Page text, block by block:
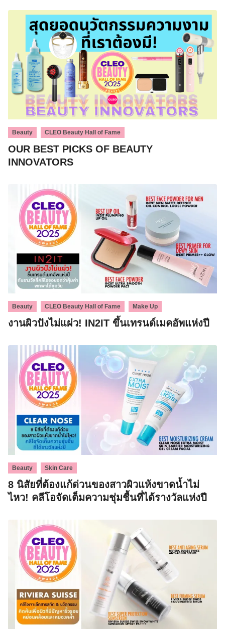
Beauty CLEO Beauty Hall of Fame
OUR BEST PICKS OF BEAUTY
INNOVATORS
Beauty CLEO Beauty Hall of Fame Make Up
งานผิวปังไม่แผ่ว! IN2IT ขึ้นเทรนด์เมคอัพแห่งปี
Beauty Skin Care
8 นิสัยที่ต้องแก้ด่วนของสาวผิวแห้งขาดน้ำไม่
ไหว! คลีโอจัดเต็มความชุ่มชื้นที่ได้รางวัลแห่งปี